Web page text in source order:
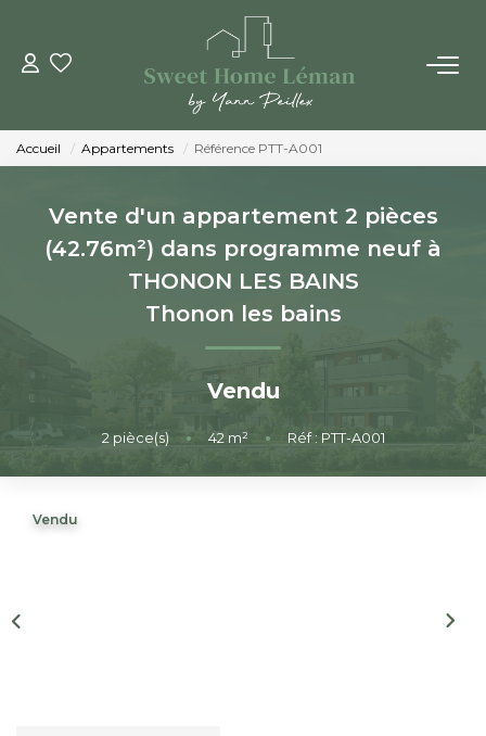
ACHETER
PROGRAMMES NEUFS
ESTIMER EN LIGNE
VENDRE
Accueil Appartements Référence PTT-A001
Vente d'un appartement 2 pièces
(42.76m²) dans programme neuf à
THONON LES BAINS
Thonon les bains
Vendu
2 pièce(s) • 42 m² • Réf : PTT-A001
Vendu